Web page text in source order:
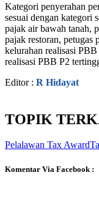
Kategori penyerahan
sesuai dengan kategori
pajak air bawah tanah,
pajak restoran, petugas
kelurahan realisasi
realisasi PBB P2
Editor : R Hidayat
TOPIK
Pelalawan Tax Award
Komentar Via Facebook :